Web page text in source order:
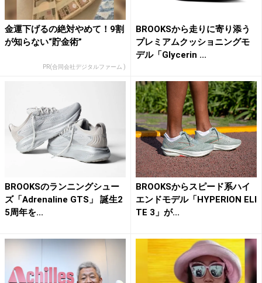
金運下げるの絶対やめて！9割
が知らない“貯金術”
PR(合同会社デジタルファーム )
BROOKSから走りに寄り添う
プレミアムクッショニングモ
デル「Glycerin ...
BROOKSのランニングシュー
ズ「Adrenaline GTS」 誕生2
5周年を...
BROOKSからスピード系ハイ
エンドモデル「HYPERION ELI
TE 3」が...